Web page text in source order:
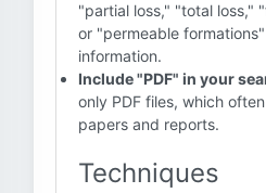
"partial loss," "total loss,"
or "permeable
information.
Include "PDF" in your
only PDF files, which
papers and reports.
Techniques